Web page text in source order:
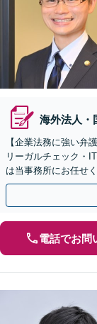
海外法人・
【企業法務に強い弁
リーガルチェック・
は当事務所にお任せ
応】
電話でお問